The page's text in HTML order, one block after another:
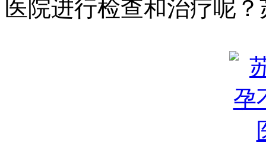
医院进行检查和治疗呢